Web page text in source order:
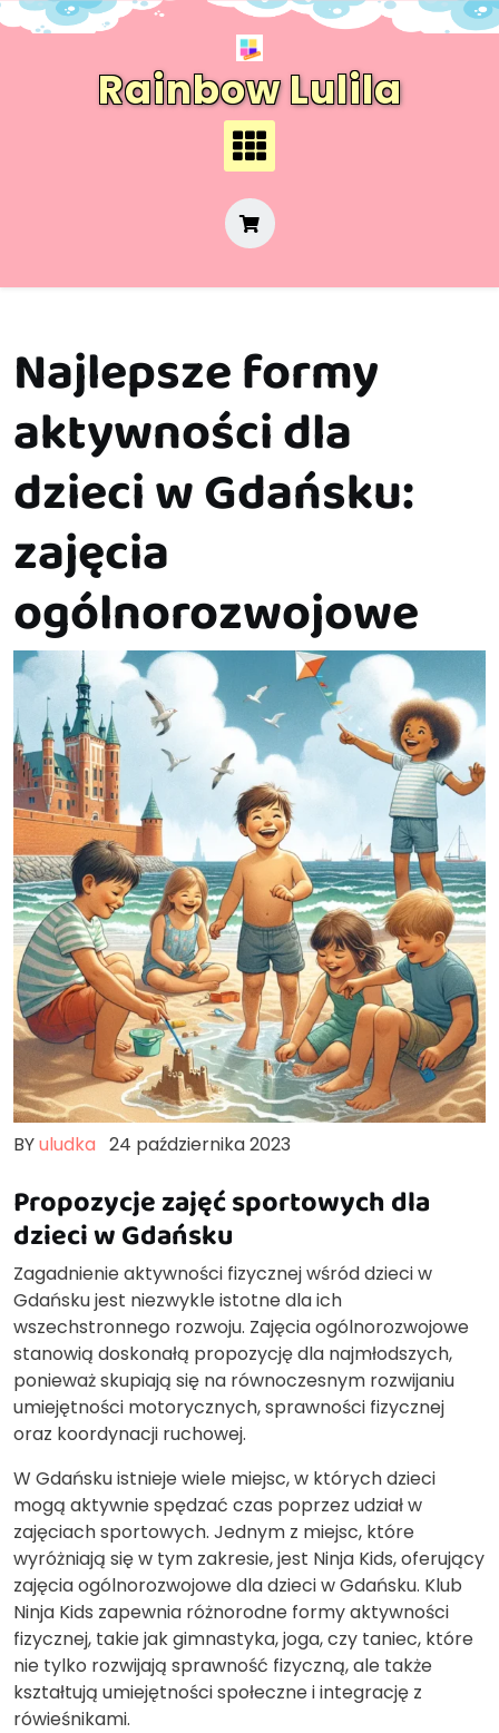
Skip
Rainbow Lulila
Najlepsze formy
aktywności dla
dzieci w Gdańsku:
zajęcia
ogólnorozwojowe
BYuludka 24 października 2023
Propozycje zajęć sportowych dla
dzieci w Gdańsku
Zagadnienie aktywności fizycznej wśród dzieci w
Gdańsku jest niezwykle istotne dla ich
wszechstronnego rozwoju. Zajęcia ogólnorozwojowe
stanowią doskonałą propozycję dla najmłodszych,
ponieważ skupiają się na równoczesnym rozwijaniu
umiejętności motorycznych, sprawności fizycznej
oraz koordynacji ruchowej.
W Gdańsku istnieje wiele miejsc, w których dzieci
mogą aktywnie spędzać czas poprzez udział w
zajęciach sportowych. Jednym z miejsc, które
wyróżniają się w tym zakresie, jest Ninja Kids, oferujący
zajęcia ogólnorozwojowe dla dzieci w Gdańsku. Klub
Ninja Kids zapewnia różnorodne formy aktywności
fizycznej, takie jak gimnastyka, joga, czy taniec, które
nie tylko rozwijają sprawność fizyczną, ale także
kształtują umiejętności społeczne i integrację z
rówieśnikami.